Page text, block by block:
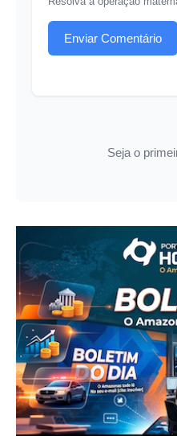
Enviar Comentário
Seja o